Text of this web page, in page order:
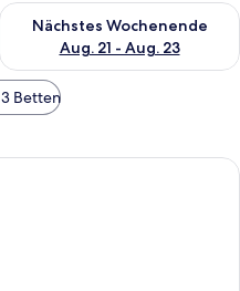
Wochenende, Aug. 14
Nächstes Wochenende
Aug. 21 - Aug. 23
Überprüfe die Verfügbarkeit
Betten
Allergikerbettwaren, Schreibtisch,